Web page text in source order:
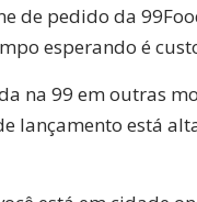
de pedido da
esperando é
na 99 em outras
lançamento está